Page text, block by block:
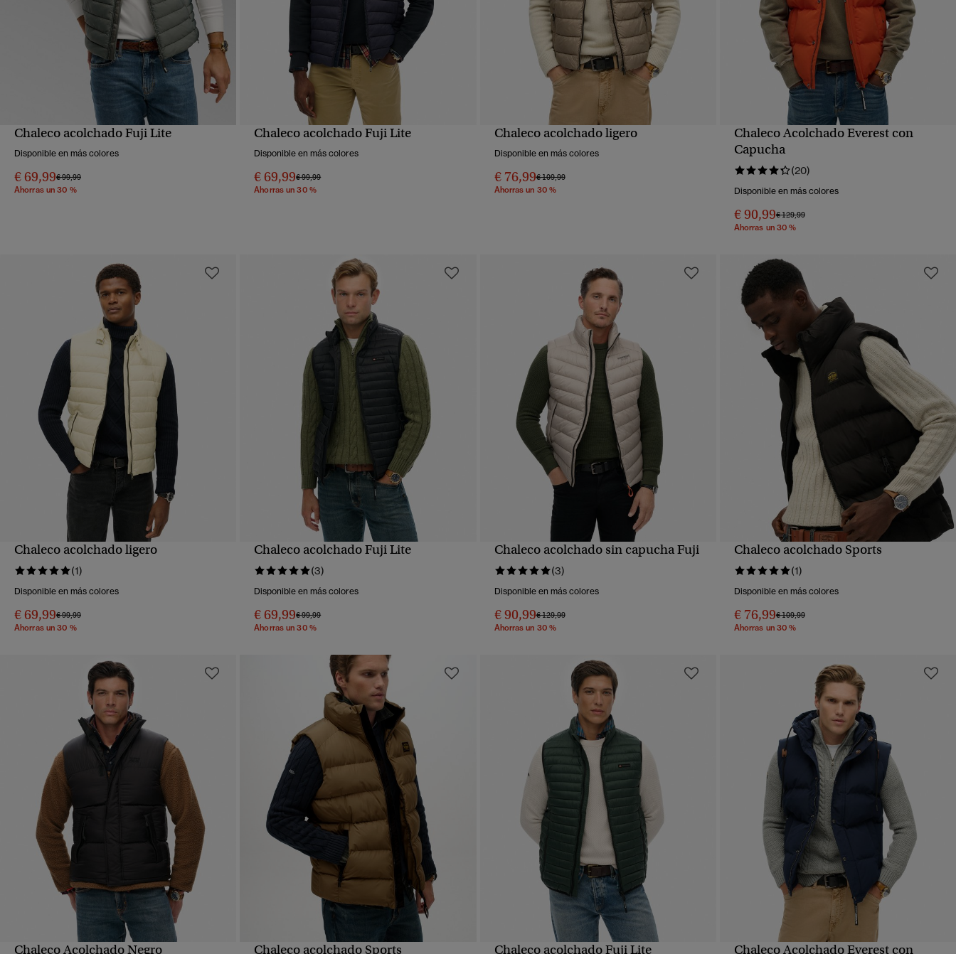
VISTA RÁPIDA
Chaleco acolchado Fuji Lite
Disponible en más colores
€ 69,99Precio rebajado de
€ 99,99a
Ahorras un 30 %
VISTA RÁPIDA
Chaleco acolchado Fuji Lite
Disponible en más colores
€ 69,99Precio rebajado de
€ 99,99a
Ahorras un 30 %
VISTA RÁPIDA
Chaleco acolchado ligero
Disponible en más colores
€ 76,99Precio rebajado de
€ 109,99a
Ahorras un 30 %
Chaleco Acolchado Everest con
Capucha
(20)
Disponible en más colores
€ 90,99Precio rebajado de
€ 129,99a
Ahorras un 30 %
VISTA RÁPIDA
Chaleco acolchado ligero
(1)
Disponible en más colores
€ 69,99Precio rebajado de
€ 99,99a
Ahorras un 30 %
VISTA RÁPIDA
Chaleco acolchado Fuji Lite
(3)
Disponible en más colores
€ 69,99Precio rebajado de
€ 99,99a
Ahorras un 30 %
Chaleco acolchado sin capucha Fuji
(3)
Disponible en más colores
€ 90,99Precio rebajado de
€ 129,99a
Ahorras un 30 %
VISTA RÁPIDA
Chaleco acolchado Sports
(1)
Disponible en más colores
€ 76,99Precio rebajado de
€ 109,99a
Ahorras un 30 %
Chaleco Acolchado Negro Chaleco acolchado Sports Chaleco acolchado Fuji Lite Chaleco Acolchado Everest con